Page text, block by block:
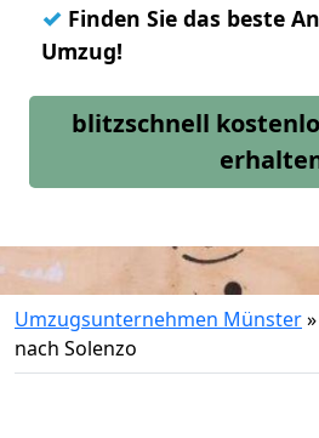
✓ Finden Sie das beste
Umzug!
blitzschnell
Umzugsunternehmen Münster»
nach Solenzo